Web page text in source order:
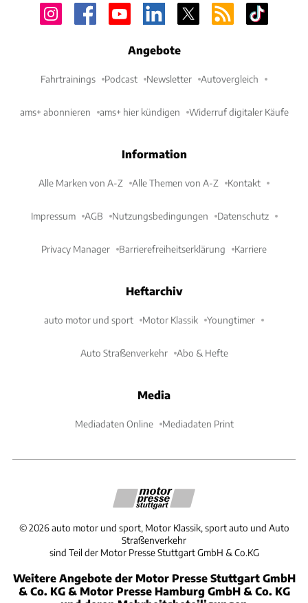
Angebote
Fahrtrainings Podcast Newsletter Autovergleich
ams+ abonnieren ams+ hier kündigen Widerruf digitaler Käufe
Information
Alle Marken von A-Z Alle Themen von A-Z Kontakt
Impressum AGB Nutzungsbedingungen Datenschutz
Privacy Manager Barrierefreiheitserklärung Karriere
Heftarchiv
auto motor und sport Motor Klassik Youngtimer
Auto Straßenverkehr Abo & Hefte
Media
Mediadaten Online Mediadaten Print
©2026 auto motor und sport, Motor Klassik, sport auto und Auto
Straßenverkehr
sind Teil der Motor Presse Stuttgart GmbH & Co.KG
Weitere Angebote der Motor Presse Stuttgart GmbH
& Co. KG & Motor Presse Hamburg GmbH & Co. KG